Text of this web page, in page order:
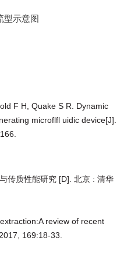
型示意图
F H, Quake S R. Dynamic
microflfl uidic device[J].
传质性能研究 [D]. 北京 : 清华
review of recent
169:18-33.